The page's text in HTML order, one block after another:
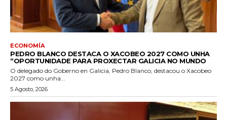
ECONOMÍA
PEDRO BLANCO DESTACA O XACOBEO 2027 COMO UNHA
“OPORTUNIDADE PARA PROXECTAR GALICIA NO MUNDO
O delegado do Goberno en Galicia, Pedro Blanco, destacou o Xacobeo
2027 como unha...
5 Agosto, 2026